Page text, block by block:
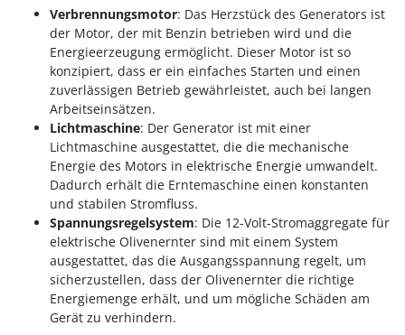
Sortierer für Oliven
Sprühgeräte für Pflanzenbehandlung
Stäubegeräte für Traktor
Staubsauger - Elektrobesen
Teppichreiniger und Teppichbodenreiniger
Thermische und mechanische Unkrautbrenner
Tomatenpressen
Tragbare Powerstationen
Traktor-Heckenscheren mit Ausleger
Umfüllpumpen
Il-Tec
Imperia
Infaco
Intec
Intex
Iseki
Italyco
ITM
JOLLY ITALIA
KAAZ
Verbrennungsmotor: Das Herzstück des Generators ist
der Motor, der mit Benzin betrieben wird und die
Energieerzeugung ermöglicht. Dieser Motor ist so
konzipiert, dass er ein einfaches Starten und einen
zuverlässigen Betrieb gewährleistet, auch bei langen
Arbeitseinsätzen.
Lichtmaschine: Der Generator ist mit einer
Lichtmaschine ausgestattet, die die mechanische
Energie des Motors in elektrische Energie umwandelt.
Dadurch erhält die Erntemaschine einen konstanten
und stabilen Stromfluss.
Spannungsregelsystem: Die 12-Volt-Stromaggregate für
elektrische Olivenernter sind mit einem System
ausgestattet, das die Ausgangsspannung regelt, um
sicherzustellen, dass der Olivenernter die richtige
Energiemenge erhält, und um mögliche Schäden am
Gerät zu verhindern.